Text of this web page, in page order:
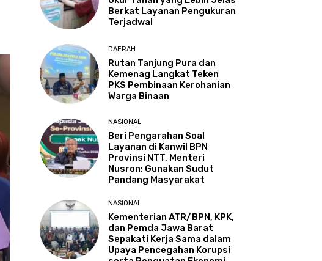
Berkat Layanan Pengukuran
Terjadwal
DAERAH
Rutan Tanjung Pura dan
Kemenag Langkat Teken
PKS Pembinaan Kerohanian
Warga Binaan
NASIONAL
Beri Pengarahan Soal
Layanan di Kanwil BPN
Provinsi NTT, Menteri
Nusron: Gunakan Sudut
Pandang Masyarakat
NASIONAL
Kementerian ATR/BPN, KPK,
dan Pemda Jawa Barat
Sepakati Kerja Sama dalam
Upaya Pencegahan Korupsi